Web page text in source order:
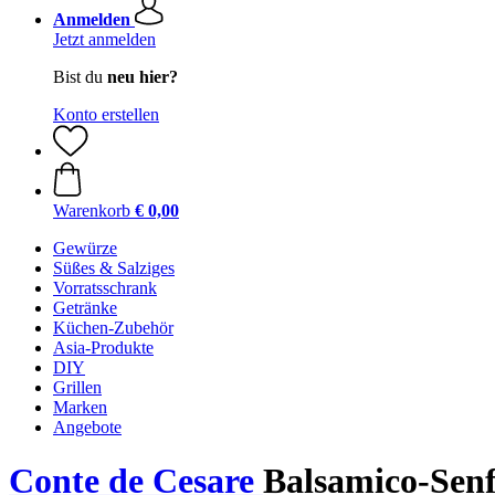
Anmelden
Jetzt anmelden
Bist du neu hier?
Konto erstellen
Warenkorb € 0,00
Gewürze
Süßes & Salziges
Vorratsschrank
Getränke
Küchen-Zubehör
Asia-Produkte
DIY
Grillen
Marken
Angebote
Conte de Cesare Balsamico-